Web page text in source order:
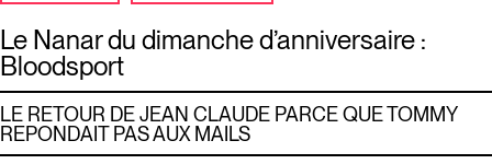
Le Nanar du dimanche d’anniversaire :
Bloodsport
LE RETOUR DE JEAN CLAUDE PARCE QUE TOMMY
REPONDAIT PAS AUX MAILS